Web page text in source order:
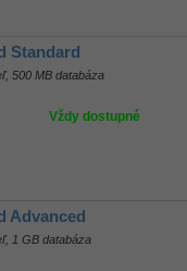
Standard
500 MB databáza
Vždy dostupné
Advanced
1 GB databáza